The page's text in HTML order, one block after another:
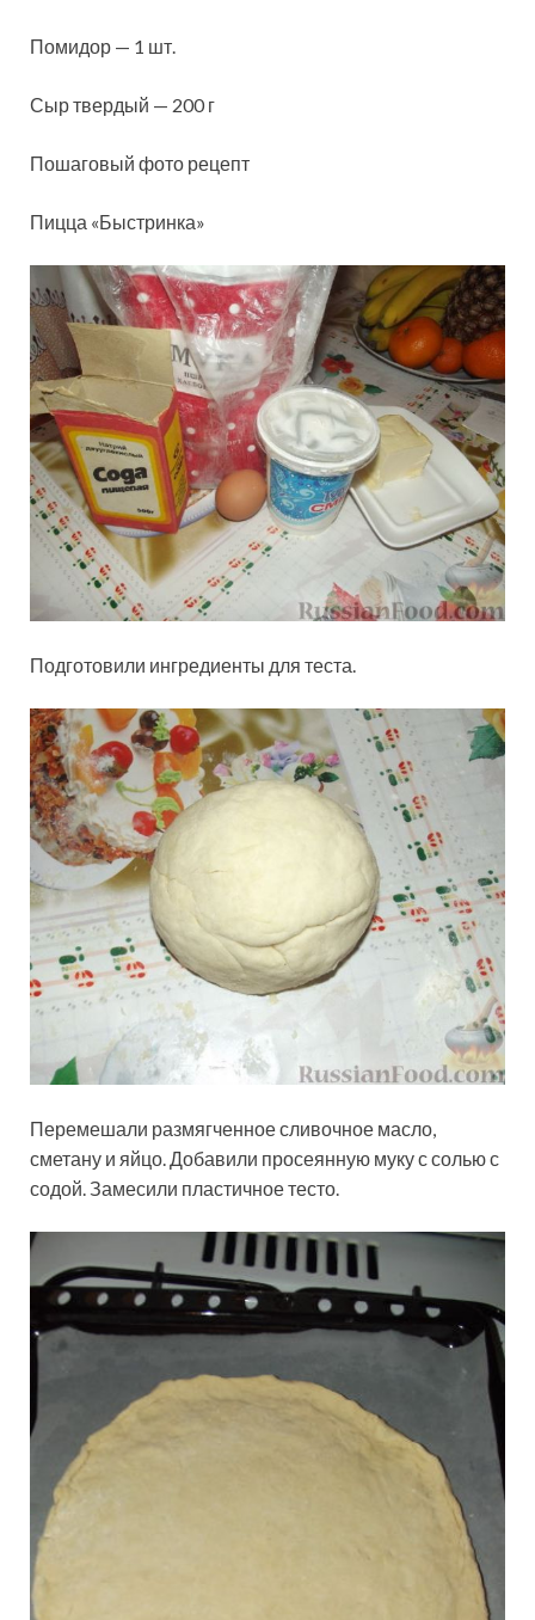
Помидор — 1 шт.
Сыр твердый — 200 г
Пошаговый фото рецепт
Пицца «Быстринка»
Подготовили ингредиенты для теста.
Перемешали размягченное сливочное масло,
сметану и яйцо. Добавили просеянную муку с солью с
содой. Замесили пластичное тесто.